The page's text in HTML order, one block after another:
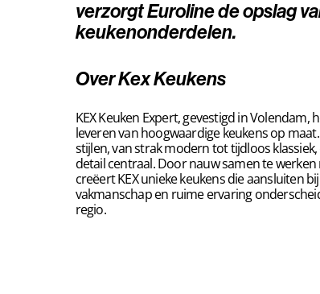
verzorgt Euroline deopslag
keukenonderdelen.
Over Kex Keukens
KEX Keuken Expert, gevestigd in
leveren van hoogwaardige keukens op
stijlen, van strak modern tot tijdloos
detail centraal. Door nauw samen te
creëert KEX unieke keukens die aansluiten
vakmanschap en ruime ervaring
regio.